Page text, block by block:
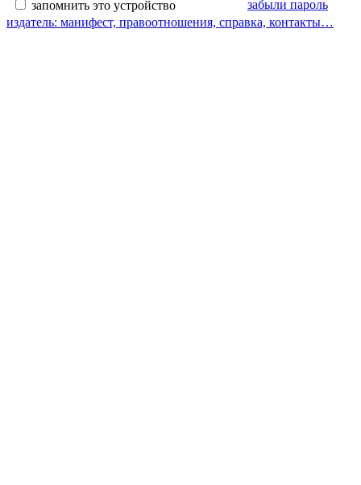
запомнить это устройство
забыли пароль
издатель: манифест, правоотношения, справка, контакты…